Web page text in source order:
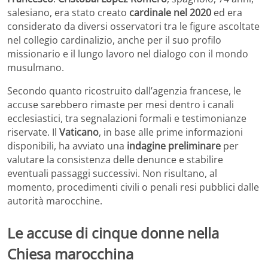
salesiano, era stato creato cardinale nel 2020 ed era
considerato da diversi osservatori tra le figure ascoltate
nel collegio cardinalizio, anche per il suo profilo
missionario e il lungo lavoro nel dialogo con il mondo
musulmano.
Secondo quanto ricostruito dall’agenzia francese, le
accuse sarebbero rimaste per mesi dentro i canali
ecclesiastici, tra segnalazioni formali e testimonianze
riservate. Il Vaticano, in base alle prime informazioni
disponibili, ha avviato una indagine preliminare per
valutare la consistenza delle denunce e stabilire
eventuali passaggi successivi. Non risultano, al
momento, procedimenti civili o penali resi pubblici dalle
autorità marocchine.
Le accuse di cinque donne nella
Chiesa marocchina